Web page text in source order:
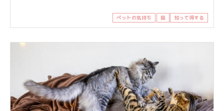
ペットの気持ち 猫 知って得する